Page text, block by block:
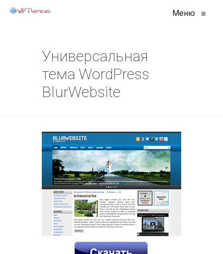
Меню ≡
Универсальная
тема WordPress
BlurWebsite